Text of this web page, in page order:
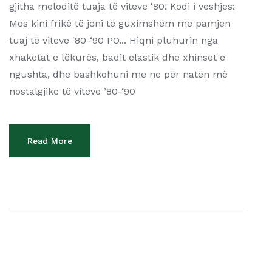
gjitha meloditë tuaja të viteve '80! Kodi i veshjes:
Mos kini frikë të jeni të guximshëm me pamjen
tuaj të viteve '80-‘90 PO... Hiqni pluhurin nga
xhaketat e lëkurës, badit elastik dhe xhinset e
ngushta, dhe bashkohuni me ne për natën më
nostalgjike të viteve ’80-‘90
Read More